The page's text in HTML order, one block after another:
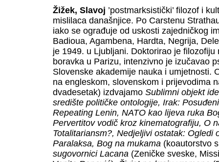
Žižek, Slavoj ’postmarksistički’ filozof i
mislilaca današnjice. Po Carstenu
iako se ograđuje od uskosti zajedničkog
Badioua, Agambena, Hardta, Negrija,
je 1949. u Ljubljani. Doktorirao je
boravka u Parizu, intenzivno je izučavao
Slovenske akademije nauka i umjetnosti.
na engleskom, slovenskom i prijevodima
dvadesetak) izdvajamo Sublimni objekt
središte političke ontologije, Irak:
Repeating Lenin, NATO kao lijeva ruka
Pervertitov vodič kroz kinematografiju, O
Totalitariansm?, Nedjeljivi ostatak: Ogledi
Paralaksa, Bog na mukama (koautorstvo
sugovornici Lacana (Zeničke sveske,